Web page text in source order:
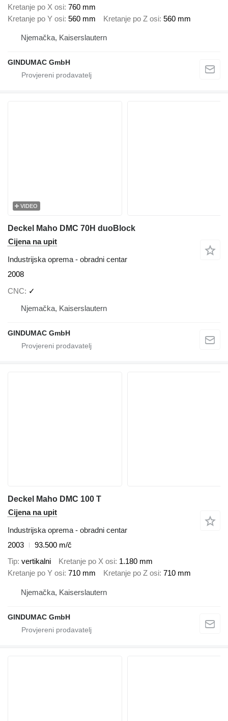
Kretanje po X osi 760 mm
Kretanje po Y osi 560 mm Kretanje po Z osi 560 mm
Njemačka, Kaiserslautern
GINDUMAC GmbH
VIDEO
Deckel Maho DMC 70H duoBlock
Cijena na upit
Industrijska oprema - obradni centar
2008
CNC
✓
Njemačka, Kaiserslautern
GINDUMAC GmbH
Deckel Maho DMC 100 T
Cijena na upit
Industrijska oprema - obradni centar
2003
93.500 m/č
Tip vertikalni Kretanje po X osi 1.180 mm
Kretanje po Y osi 710 mm Kretanje po Z osi 710 mm
Njemačka, Kaiserslautern
GINDUMAC GmbH